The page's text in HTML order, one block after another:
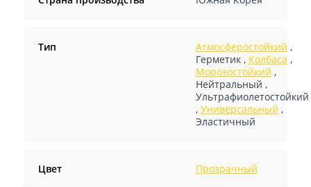
Тип Атмосферостойкий ,
Герметик, Колбаса ,
Морозостойкий ,
Нейтральный ,
Ультрафиолетостойкий
, Универсальный ,
Эластичный
Цвет Прозрачный